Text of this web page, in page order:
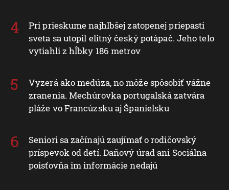
Pri prieskume najhlbšej zatopenej priepasti
sveta sa utopil elitný český potápač. Jeho telo
vytiahli z hĺbky 186 metrov
Vyzerá ako medúza, no môže spôsobiť vážne
zranenia. Mechúrovka portugalská zatvára
pláže vo Francúzsku aj Španielsku
Seniori sa začínajú zaujímať o rodičovský
príspevok od detí. Daňový úrad ani Sociálna
poisťovňa im informácie nedajú